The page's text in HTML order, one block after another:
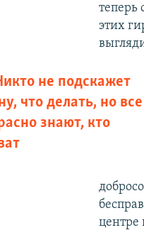
теперь
этих
не подскажет
что делать, но все
знают, кто
центре